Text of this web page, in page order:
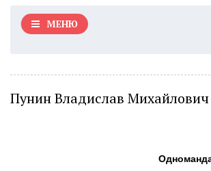
МЕНЮ
Пунин Владислав Михайлович